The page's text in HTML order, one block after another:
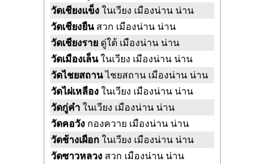
วัดเชียงแข็งในเวียง เมืองน่าน น่าน
วัดเชียงยืน สวก เมืองน่าน น่าน
วัดเชียงราย ดู่ใต้ เมืองน่าน น่าน
วัดเมืองเล็นในเวียง เมืองน่าน น่าน
วัดไชยสถานไชยสถาน เมืองน่าน น่าน
วัดไผ่เหลืองในเวียง เมืองน่าน น่าน
วัดกู่คำในเวียง เมืองน่าน น่าน
วัดคอวัง กองควาย เมืองน่าน น่าน
วัดช้างเผือกในเวียง เมืองน่าน น่าน
วัดซาวหลวง สวก เมืองน่าน น่าน